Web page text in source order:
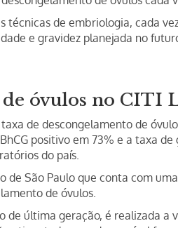
técnicas de embriologia, cada
e gravidez planejada no
óvulos no CITI
taxa de descongelamento de
positivo em 73% e a taxa
do país.
de São Paulo que conta com
de óvulos.
de última geração, é realizada a